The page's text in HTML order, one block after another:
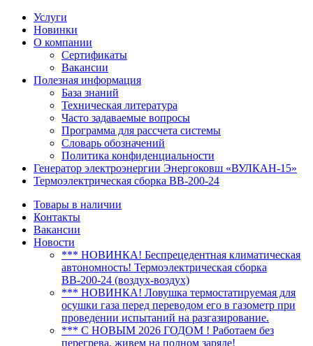
Услуги
Новинки
О компании
Сертификаты
Вакансии
Полезная информация
База знаний
Техническая литература
Часто задаваемые вопросы
Программа для рассчета системы
Словарь обозначений
Политика конфиденциальности
Генератор электроэнергии Энергоковш «ВУЛКАН-15»
Термоэлектрическая сборка ВВ-200-24
Товары в наличии
Контакты
Вакансии
Новости
*** НОВИНКА! Беспрецедентная климатическая
автономность! Термоэлектрическая сборка
ВВ-200-24 (воздух-воздух)
*** НОВИНКА! Ловушка термостатируемая для
осушки газа перед переводом его в газометр при
проведении испытаний на разгазирование.
*** С НОВЫМ 2026 ГОДОМ ! Работаем без
перегрева, живем на полном заряде!